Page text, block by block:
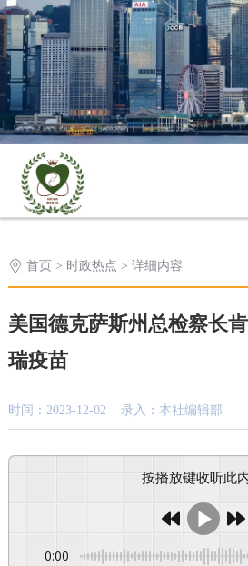
首页 > 时政热点 > 详细内容
美国德克萨斯州总检察长
瑞疫苗
时间：2023-12-02 录入：本社编辑部
按播放键收听此
0:00